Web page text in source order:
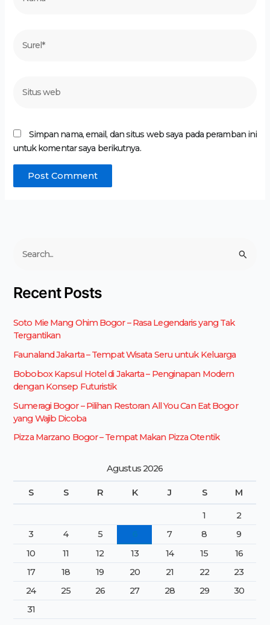
web
Simpan nama, email, dan situs web saya pada peramban ini
untuk komentar saya berikutnya.
i
n
t
u
:
Recent Posts
Soto Mie Mang Ohim Bogor – Rasa Legendaris yang Tak
Tergantikan
Faunaland Jakarta – Tempat Wisata Seru untuk Keluarga
Bobobox Kapsul Hotel di Jakarta – Penginapan Modern
dengan Konsep Futuristik
Sumeragi Bogor – Pilihan Restoran All You Can Eat Bogor
yang Wajib Dicoba
Pizza Marzano Bogor – Tempat Makan Pizza Otentik
Agustus 2026
S S R K J S M
1
2
3
4 5 7 8
9
10
11 12 13 14 15
16
17
18 19 20 21 22
23
24
25 26 27 28 29
30
31